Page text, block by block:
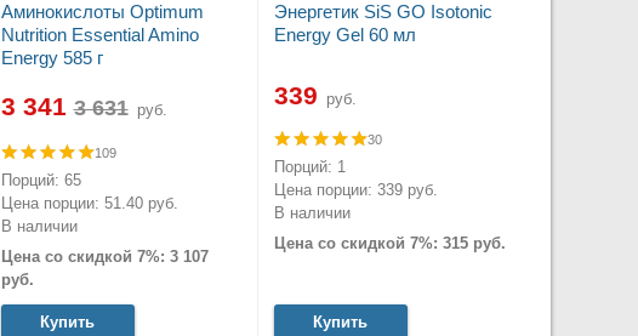
Аминокислоты Optimum
Nutrition Essential Amino
Energy 585 г
3 341 руб.
109
Порций: 65
Цена порции: 51.40 руб.
В наличии
Цена со скидкой 7%: 3 107
руб.
Купить
Энергетик SiS GO Isotonic
Energy Gel 60 мл
339 руб.
30
Порций: 1
Цена порции: 339 руб.
В наличии
Цена со скидкой 7%: 315 руб.
Купить